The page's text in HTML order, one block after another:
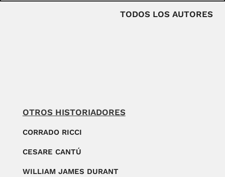
TODOS LOS AUTORES
OTROS HISTORIADORES
CORRADO RICCI
CESARE CANTÚ
WILLIAM JAMES DURANT